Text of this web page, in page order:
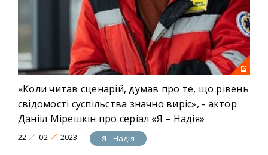
«Коли читав сценарій, думав про те, що рівень
свідомості суспільства значно виріс», - актор
Данііл Мірешкін про серіал «Я – Надія»
22 02 2023 Я - Надія